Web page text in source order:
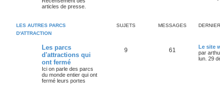
articles de presse.
LES AUTRES PARCS
D'ATTRACTION
SUJETS MESSAGES
Les parcs
d'attractions qui
ont fermé
Ici on parle des parcs
du monde entier qui ont
fermé leurs portes
9 61
Le site
par
lun. 29